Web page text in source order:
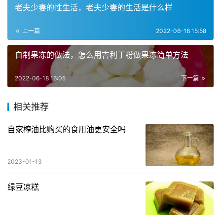
老夫少妻的性生活，老夫少妻的生活是什么样
上一篇 2022-06-18 15:58
自制果冻的做法，怎么用吉利丁粉做果冻简单方法
下一篇
2022-06-18 16:05
相关推荐
自家榨油比购买的食用油更安全吗
2023-01-13
绿豆凉糕